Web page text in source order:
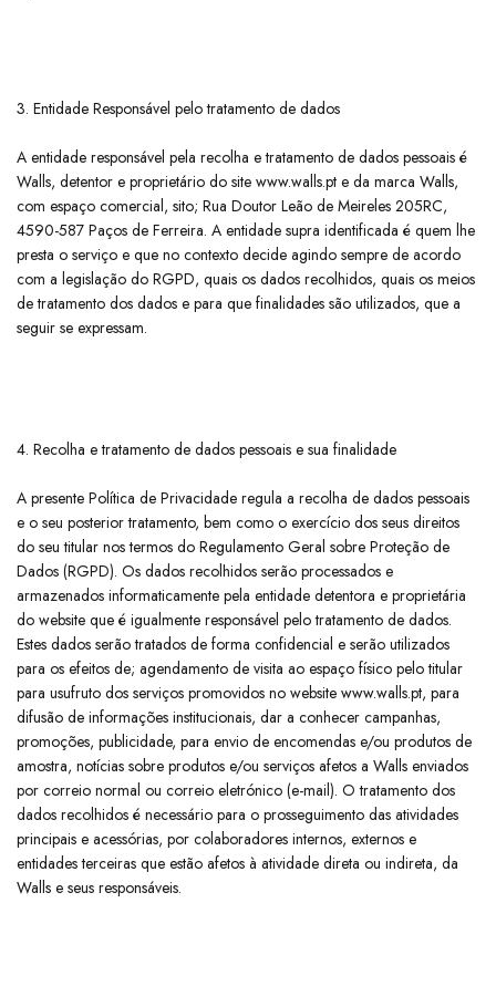
3. Entidade Responsável pelo tratamento de dados
​A entidade responsável pela recolha e tratamento de dados pessoais é
Walls, detentor e proprietário do site www.walls.pt e da marca Walls,
com espaço comercial, sito; Rua Doutor Leão de Meireles 205RC,
4590-587 Paços de Ferreira. A entidade supra identificada é quem lhe
presta o serviço e que no contexto decide agindo sempre de acordo
com a legislação do RGPD, quais os dados recolhidos, quais os meios
de tratamento dos dados e para que finalidades são utilizados, que a
seguir se expressam.
4. Recolha e tratamento de dados pessoais e sua finalidade
​A presente Política de Privacidade regula a recolha de dados pessoais
e o seu posterior tratamento, bem como o exercício dos seus direitos
do seu titular nos termos do Regulamento Geral sobre Proteção de
Dados (RGPD). Os dados recolhidos serão processados e
armazenados informaticamente pela entidade detentora e proprietária
do website que é igualmente responsável pelo tratamento de dados.
Estes dados serão tratados de forma confidencial e serão utilizados
para os efeitos de; agendamento de visita ao espaço físico pelo titular
para usufruto dos serviços promovidos no website www.walls.pt, para
difusão de informações institucionais, dar a conhecer campanhas,
promoções, publicidade, para envio de encomendas e/ou produtos de
amostra, notícias sobre produtos e/ou serviços afetos a Walls enviados
por correio normal ou correio eletrónico (e-mail). O tratamento dos
dados recolhidos é necessário para o prosseguimento das atividades
principais e acessórias, por colaboradores internos, externos e
entidades terceiras que estão afetos à atividade direta ou indireta, da
Walls e seus responsáveis.